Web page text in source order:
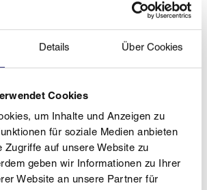
Details Über Cookies
Cookies
um Inhalte und Anzeigen zu
für soziale Medien anbieten
Zugriffe auf unsere Website zu
geben wir Informationen zu Ihrer
Website an unsere Partner für
Öllinger gibt Interviews.